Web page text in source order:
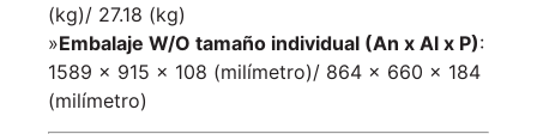
(kg)/ 27.18 (kg)
»Embalaje W/O tamaño individual (An x Al x P):
1589 x 915 x 108 (milímetro)/ 864 x 660 x 184
(milímetro)